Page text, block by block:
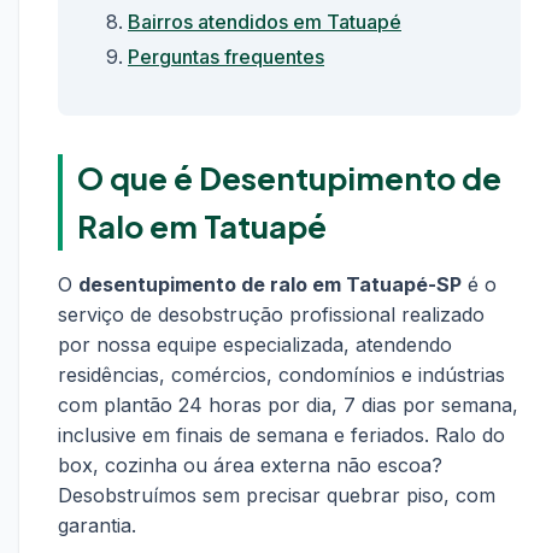
Bairros atendidos em Tatuapé
Perguntas frequentes
O que é Desentupimento de
Ralo em Tatuapé
O desentupimento de ralo em Tatuapé-SP é o
serviço de desobstrução profissional realizado
por nossa equipe especializada, atendendo
residências, comércios, condomínios e indústrias
com plantão 24 horas por dia, 7 dias por semana,
inclusive em finais de semana e feriados. Ralo do
box, cozinha ou área externa não escoa?
Desobstruímos sem precisar quebrar piso, com
garantia.